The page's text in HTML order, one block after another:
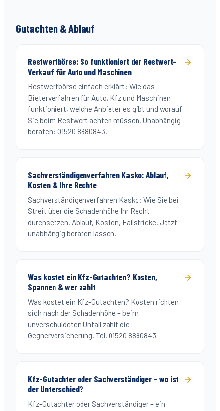
Gutachten & Ablauf
Restwertbörse: So funktioniert der Restwert-
Verkauf für Auto und Maschinen
Restwertbörse einfach erklärt: Wie das
Bieterverfahren für Auto, Kfz und Maschinen
funktioniert, welche Anbieter es gibt und worauf
Sie beim Restwert achten müssen. Unabhängig
beraten: 01520 8880843.
Sachverständigenverfahren Kasko: Ablauf,
Kosten & Ihre Rechte
Sachverständigenverfahren Kasko: Wie Sie bei
Streit über die Schadenhöhe Ihr Recht
durchsetzen. Ablauf, Kosten, Fallstricke. Jetzt
unabhängig beraten lassen.
Was kostet ein Kfz-Gutachten? Kosten,
Spannen & wer zahlt
Was kostet ein Kfz-Gutachten? Kosten richten
sich nach der Schadenhöhe – beim
unverschuldeten Unfall zahlt die
Gegnerversicherung. Tel. 01520 8880843
Kfz-Gutachter oder Sachverständiger – wo ist
der Unterschied?
Kfz-Gutachter oder Sachverständiger – ein